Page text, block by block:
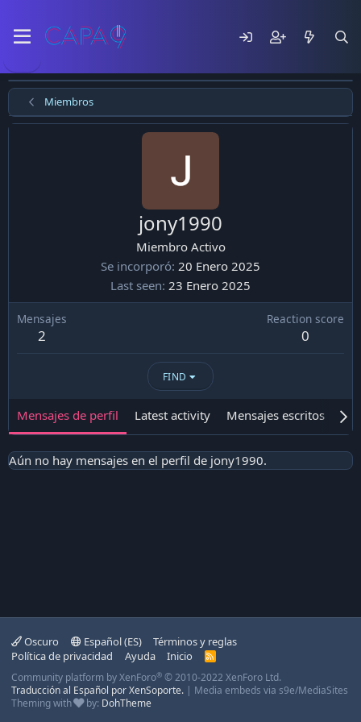
Miembros
jony1990
Miembro Activo
Se incorporó 20 Enero 2025
Last seen 23 Enero 2025
Mensajes
2
Reaction score
0
FIND
Mensajes de perfil Latest activity Mensajes escritos
Aún no hay mensajes en el perfil de jony1990.
Oscuro Español (ES)
Términos y reglas
Política de privacidad
Ayuda Inicio
R
S
Community platform by XenForo® © 2010-2022 XenForo Ltd.
Traducción al Español por XenSoporte. | Media embeds via s9e/MediaSites
Theming with
by: DohTheme